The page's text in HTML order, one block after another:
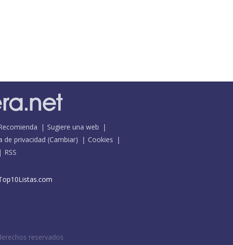
Sugiere una web
de privacidad (Cambiar)
Cookies
RSS
reservados